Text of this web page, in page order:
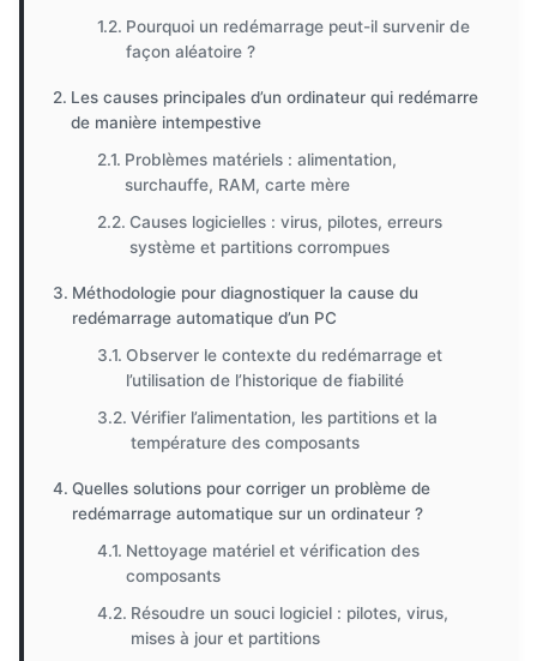
Pourquoi un redémarrage peut-il survenir de
façon aléatoire ?
Les causes principales d’un ordinateur qui redémarre
de manière intempestive
Problèmes matériels : alimentation,
surchauffe, RAM, carte mère
Causes logicielles : virus, pilotes, erreurs
système et partitions corrompues
Méthodologie pour diagnostiquer la cause du
redémarrage automatique d’un PC
Observer le contexte du redémarrage et
l’utilisation de l’historique de fiabilité
Vérifier l’alimentation, les partitions et la
température des composants
Quelles solutions pour corriger un problème de
redémarrage automatique sur un ordinateur ?
Nettoyage matériel et vérification des
composants
Résoudre un souci logiciel : pilotes, virus,
mises à jour et partitions